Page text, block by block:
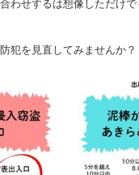
わせするは想像しただけ
犯を見直してみませんか？